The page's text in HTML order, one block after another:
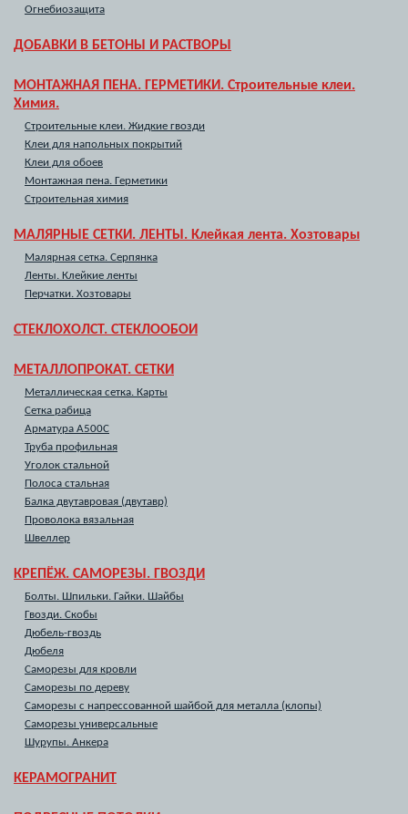
Огнебиозащита
ДОБАВКИ В БЕТОНЫ И РАСТВОРЫ
МОНТАЖНАЯ ПЕНА. ГЕРМЕТИКИ. Строительные клеи.
Химия.
Строительные клеи. Жидкие гвозди
Клеи для напольных покрытий
Клеи для обоев
Монтажная пена. Герметики
Строительная химия
МАЛЯРНЫЕ СЕТКИ. ЛЕНТЫ. Клейкая лента. Хозтовары
Малярная сетка. Серпянка
Ленты. Клейкие ленты
Перчатки. Хозтовары
СТЕКЛОХОЛСТ. СТЕКЛООБОИ
МЕТАЛЛОПРОКАТ. СЕТКИ
Металлическая сетка. Карты
Сетка рабица
Арматура А500С
Труба профильная
Уголок стальной
Полоса стальная
Балка двутавровая (двутавр)
Проволока вязальная
Швеллер
КРЕПЁЖ. САМОРЕЗЫ. ГВОЗДИ
Болты. Шпильки. Гайки. Шайбы
Гвозди. Скобы
Дюбель-гвоздь
Дюбеля
Саморезы для кровли
Саморезы по дереву
Саморезы с напрессованной шайбой для металла (клопы)
Саморезы универсальные
Шурупы. Анкера
КЕРАМОГРАНИТ